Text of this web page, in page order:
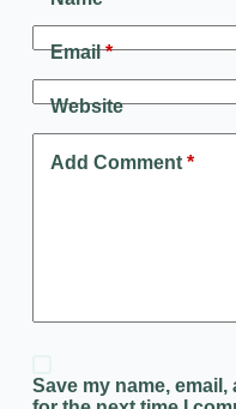
Email*
Website
Add Comment*
Save my name,